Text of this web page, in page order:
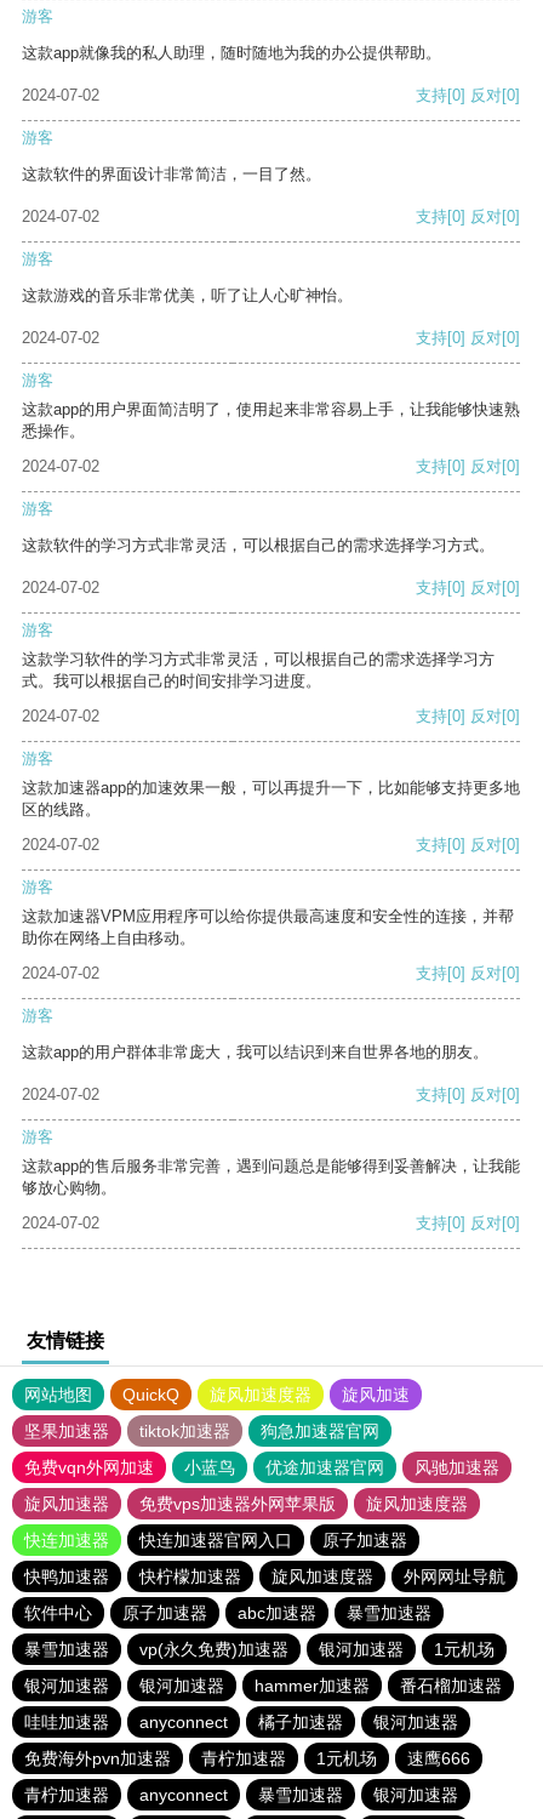
游客
这款app就像我的私人助理，随时随地为我的办公提供帮助。
2024-07-02 支持[0] 反对[0]
游客
这款软件的界面设计非常简洁，一目了然。
2024-07-02 支持[0] 反对[0]
游客
这款游戏的音乐非常优美，听了让人心旷神怡。
2024-07-02 支持[0] 反对[0]
游客
这款app的用户界面简洁明了，使用起来非常容易上手，让我能够快速熟
悉操作。
2024-07-02
支持[0] 反对[0]
游客
这款软件的学习方式非常灵活，可以根据自己的需求选择学习方式。
2024-07-02 支持[0] 反对[0]
游客
这款学习软件的学习方式非常灵活，可以根据自己的需求选择学习方
式。我可以根据自己的时间安排学习进度。
2024-07-02
支持[0] 反对[0]
游客
这款加速器app的加速效果一般，可以再提升一下，比如能够支持更多地
区的线路。
2024-07-02
支持[0] 反对[0]
游客
这款加速器VPM应用程序可以给你提供最高速度和安全性的连接，并帮
助你在网络上自由移动。
2024-07-02
支持[0] 反对[0]
游客
这款app的用户群体非常庞大，我可以结识到来自世界各地的朋友。
2024-07-02 支持[0] 反对[0]
游客
这款app的售后服务非常完善，遇到问题总是能够得到妥善解决，让我能
够放心购物。
2024-07-02
支持[0] 反对[0]
友情链接
网站地图 QuickQ 旋风加速度器
旋风加速
坚果加速器
tiktok加速器
狗急加速器官网
免费vqn外网加速
小蓝鸟 优途加速器官网
风驰加速器
旋风加速器
免费vps加速器外网苹果版
旋风加速度器
快连加速器
快连加速器官网入口
原子加速器
快鸭加速器
快柠檬加速器 旋风加速度器
外网网址导航
软件中心
原子加速器 abc加速器
暴雪加速器
暴雪加速器
vp(永久免费)加速器 银河加速器
1元机场
银河加速器
银河加速器 hammer加速器
番石榴加速器
哇哇加速器
anyconnect 橘子加速器
银河加速器
免费海外pvn加速器
青柠加速器 1元机场
速鹰666
青柠加速器
anyconnect 暴雪加速器 银河加速器